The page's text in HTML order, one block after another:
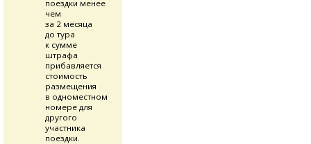
поездки менее
чем
за 2 месяца
до тура
к сумме
штрафа
прибавляется
стоимость
размещения
в одноместном
номере для
другого
участника
поездки.